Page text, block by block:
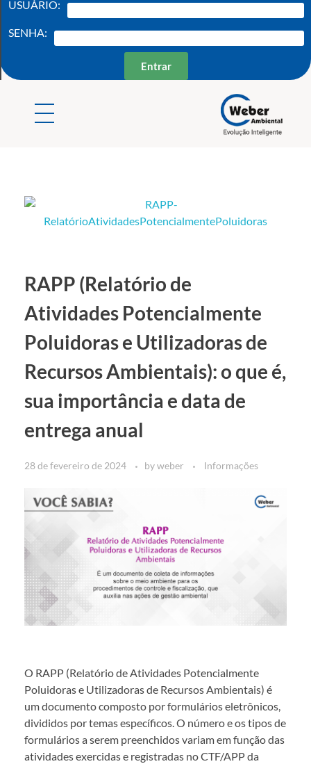
USUÁRIO:
SENHA:
Entrar
RAPP (Relatório de
Atividades Potencialmente
Poluidoras e Utilizadoras de
Recursos Ambientais): o que é,
sua importância e data de
entrega anual
28 de fevereiro de 2024 byweber Informações
O RAPP (Relatório de Atividades Potencialmente
Poluidoras e Utilizadoras de Recursos Ambientais) é
um documento composto por formulários eletrônicos,
divididos por temas específicos. O número e os tipos de
formulários a serem preenchidos variam em função das
atividades exercidas e registradas no CTF/APP da